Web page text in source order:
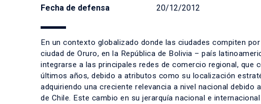
Fecha de defensa 20/12/2012
En un contexto globalizado donde las ciudades compiten
ciudad de Oruro, en la República de Bolivia – país
integrarse a las principales redes de comercio regional,
últimos años, debido a atributos como su localización
adquiriendo una creciente relevancia a nivel nacional
de Chile. Este cambio en su jerarquía nacional e